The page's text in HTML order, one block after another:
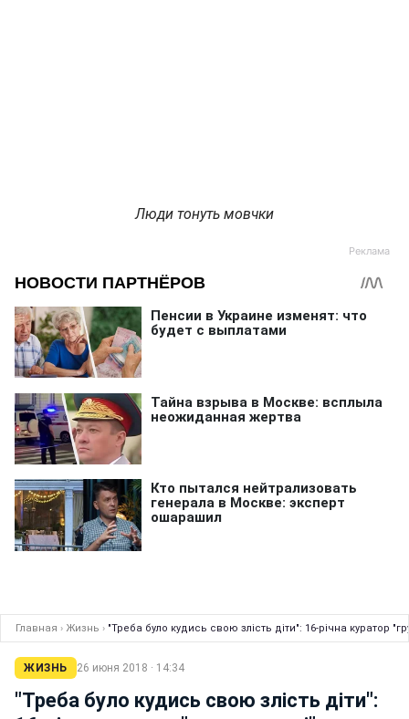
Люди тонуть мовчки
Главная › Жизнь › "Треба було кудись свою злість діти": 16-річна куратор
ЖИЗНЬ 26 июня 2018 · 14:34
"Треба було кудись свою злість діти":